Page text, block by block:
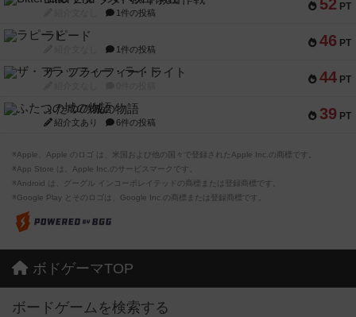
52 PT
1件の投稿
46 PT
ラピード
1件の投稿
44 PT
ザ・フラッフィー・ライト
39 PT
ふたつの城の物語
紹介文あり 6件の投稿
※Apple、Apple のロゴ は、米国および他の国々で登録されたApple Inc.の商標です。
※App Store は、Apple Inc.のサービスマークです。
※Android は、グーグル インコーポレイテッドの商標または登録商標です。
※Google Play とそのロゴは、Google Inc.の商標または登録商標です。
ボドゲーマTOP
ボードゲームを検索する